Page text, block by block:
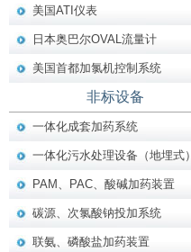
美国ATI仪表
日本奥巴尔OVAL流量计
美国首都加氯机控制系统
非标设备
一体化成套加药系统
一体化污水处理设备（地埋式）
PAM、PAC、酸碱加药装置
碳源、次氯酸钠投加系统
联氨、磷酸盐加药装置